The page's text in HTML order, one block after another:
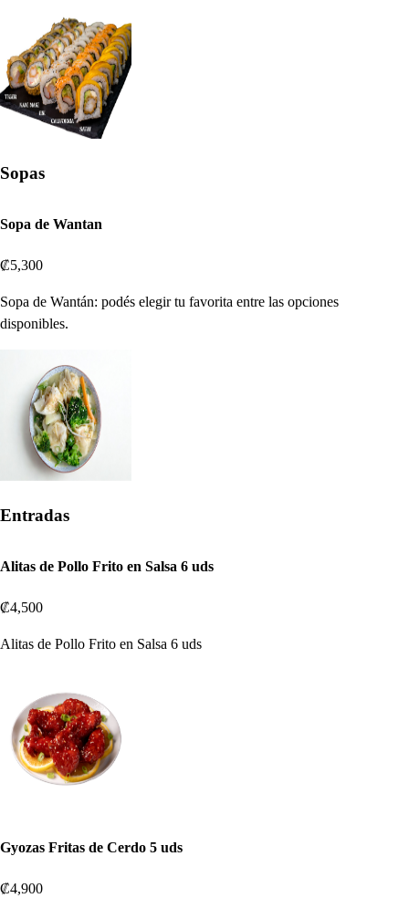
Sopas
Sopa de Wantan
₡5,300
Sopa de Wantán: podés elegir tu favorita entre las opciones
disponibles.
Entradas
Alitas de Pollo Frito en Salsa 6 uds
₡4,500
Alitas de Pollo Frito en Salsa 6 uds
Gyozas Fritas de Cerdo 5 uds
₡4,900